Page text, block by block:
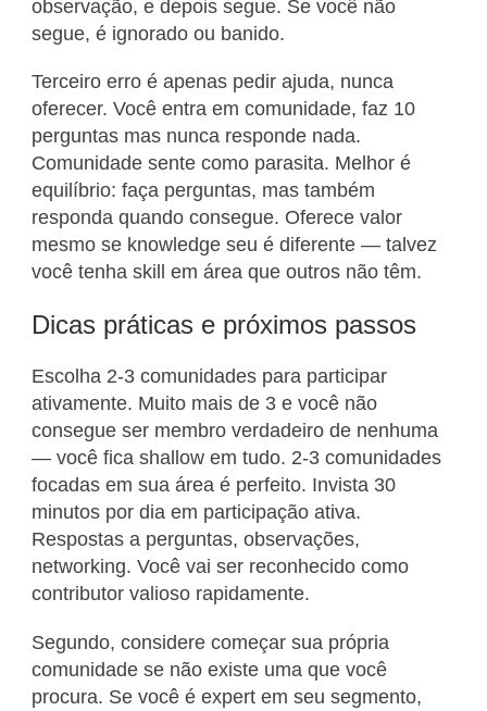
observação, e depois segue. Se você não
segue, é ignorado ou banido.
Terceiro erro é apenas pedir ajuda, nunca
oferecer. Você entra em comunidade, faz 10
perguntas mas nunca responde nada.
Comunidade sente como parasita. Melhor é
equilíbrio: faça perguntas, mas também
responda quando consegue. Oferece valor
mesmo se knowledge seu é diferente — talvez
você tenha skill em área que outros não têm.
Dicas práticas e próximos passos
Escolha 2-3 comunidades para participar
ativamente. Muito mais de 3 e você não
consegue ser membro verdadeiro de nenhuma
— você fica shallow em tudo. 2-3 comunidades
focadas em sua área é perfeito. Invista 30
minutos por dia em participação ativa.
Respostas a perguntas, observações,
networking. Você vai ser reconhecido como
contributor valioso rapidamente.
Segundo, considere começar sua própria
comunidade se não existe uma que você
procura. Se você é expert em seu segmento,